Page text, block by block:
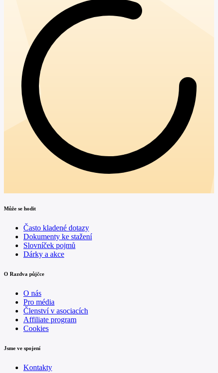
Může se hodit
Často kladené dotazy
Dokumenty ke stažení
Slovníček pojmů
Dárky a akce
O Razdva půjčce
O nás
Pro média
Členství v asociacích
Affiliate program
Cookies
Jsme ve spojení
Kontakty